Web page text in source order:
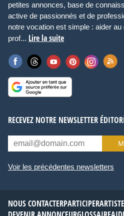
petites annonces, base de
active de passionnés et de
notre vocation est simple : aider
prof... Lire la suite
RECEVEZ NOTRE NEWSLETTER
Voir les précédentes newsletters
NOUS CONTACTERPARTICIPER